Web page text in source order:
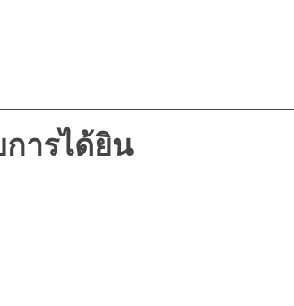
ารได้ยิน